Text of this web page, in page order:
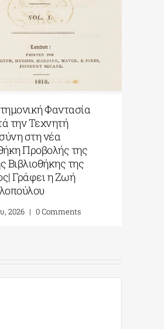
Η Επιστημονική Φαντασία
συναντά την Τεχνητή
Νοημοσύνη στη νέα
Βιβλιοθήκη Προβολής της
Εθνικής Βιβλιοθήκης της
Ελλάδος| Γράφει η Ζωή
Γιαννολοπούλου
24 Ιουλίου, 2026 | 0 Comments